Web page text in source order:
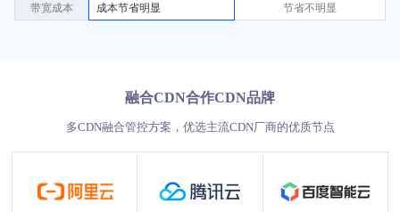
带宽成本
成本节省明显 节省不明显
融合CDN合作CDN品牌
多CDN融合管控方案，优选主流CDN厂商的优质节点